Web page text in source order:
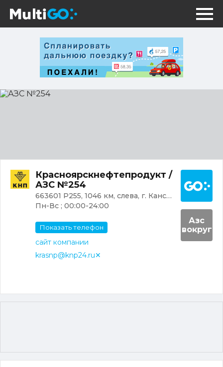
АЗС
Красноярскнефтепродукт /
АЗС №254
663601 Р255, 1046 км, слева, г. Канск, Московский тракт, 1
Пн-Вс ; 00:00-24:00
Показать телефон
сайт компании
krasnp@knp24.ru✕
Азс
вокруг